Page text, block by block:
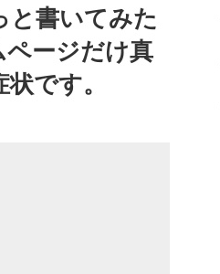
と書いてみた
ージだけ真
です。